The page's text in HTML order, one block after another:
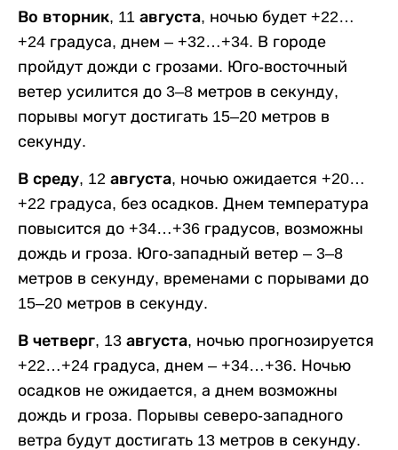
Во вторник, 11 августа, ночью будет +22…
+24 градуса, днем – +32…+34. В городе
пройдут дожди с грозами. Юго-восточный
ветер усилится до 3–8 метров в секунду,
порывы могут достигать 15–20 метров в
секунду.
В среду, 12 августа, ночью ожидается +20…
+22 градуса, без осадков. Днем температура
повысится до +34…+36 градусов, возможны
дождь и гроза. Юго-западный ветер – 3–8
метров в секунду, временами с порывами до
15–20 метров в секунду.
В четверг, 13 августа, ночью прогнозируется
+22…+24 градуса, днем – +34…+36. Ночью
осадков не ожидается, а днем возможны
дождь и гроза. Порывы северо-западного
ветра будут достигать 13 метров в секунду.